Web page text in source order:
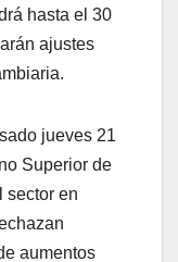
hasta el 30
ajustes
jueves 21
Superior de
sector en
aumentos